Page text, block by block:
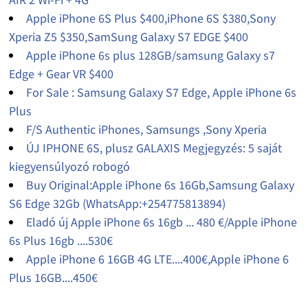
Apple iPhone 6S Plus $400,iPhone 6S $380,Sony
Xperia Z5 $350,SamSung Galaxy S7 EDGE $400
Apple iPhone 6s plus 128GB/samsung Galaxy s7
Edge + Gear VR $400
For Sale : Samsung Galaxy S7 Edge, Apple iPhone 6s
Plus
F/S Authentic iPhones, Samsungs ,Sony Xperia
ÚJ IPHONE 6S, plusz GALAXIS Megjegyzés: 5 saját
kiegyensúlyozó robogó
Buy Original:Apple iPhone 6s 16Gb,Samsung Galaxy
S6 Edge 32Gb (WhatsApp:+254775813894)
Eladó új Apple iPhone 6s 16gb ... 480 €/Apple iPhone
6s Plus 16gb ....530€
Apple iPhone 6 16GB 4G LTE....400€,Apple iPhone 6
Plus 16GB....450€